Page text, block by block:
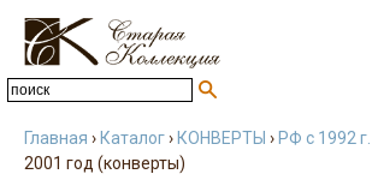
Главная › Каталог› КОНВЕРТЫ › РФ с 1992
2001 год (конверты)